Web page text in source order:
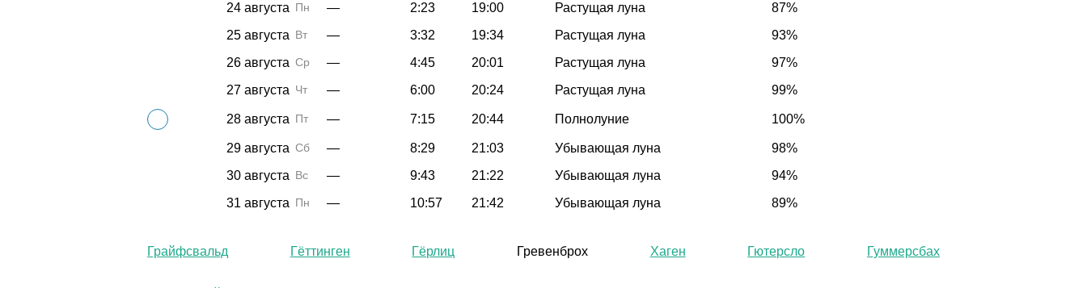
24 августа Пн — 2:23 19:00 Растущая луна
87%
25 августа Вт — 3:32 19:34 Растущая луна
93%
26 августа Ср — 4:45 20:01 Растущая луна
97%
27 августа Чт — 6:00 20:24 Растущая луна 99%
28 августа Пт — 7:15 20:44 Полнолуние 100%
29 августа Сб — 8:29 21:03 Убывающая луна
98%
30 августа Вс — 9:43 21:22 Убывающая луна
94%
31 августа Пн — 10:57 21:42 Убывающая луна 89%
Грайфсвальд Гёттинген Гёрлиц Гревенброх Хаген Гютерсло Гуммерсбах